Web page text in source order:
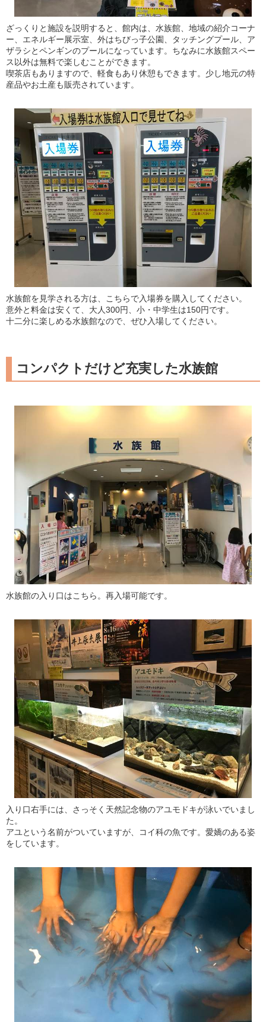
ざっくりと施設を説明すると、館内は、水族館、地域の紹介コーナ
ー、エネルギー展示室、外はちびっ子公園、タッチングプール、ア
ザラシとペンギンのプールになっています。ちなみに水族館スペー
ス以外は無料で楽しむことができます。
喫茶店もありますので、軽食もあり休憩もできます。少し地元の特
産品やお土産も販売されています。
水族館を見学される方は、こちらで入場券を購入してください。
意外と料金は安くて、大人300円、小・中学生は150円です。
十二分に楽しめる水族館なので、ぜひ入場してください。
コンパクトだけど充実した水族館
水族館の入り口はこちら。再入場可能です。
入り口右手には、さっそく天然記念物のアユモドキが泳いでいまし
た。
アユという名前がついていますが、コイ科の魚です。愛嬌のある姿
をしています。